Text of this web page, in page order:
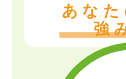
あな
強